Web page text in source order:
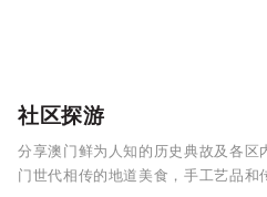
社区探游
分享澳门鲜为人知的历史典故及各区
门世代相传的地道美食，手工艺品和